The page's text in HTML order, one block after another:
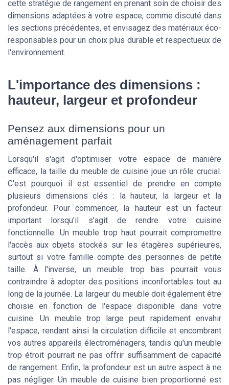
cette stratégie de rangement en prenant soin de choisir des
dimensions adaptées à votre espace, comme discuté dans
les sections précédentes, et envisagez des matériaux éco-
responsables pour un choix plus durable et respectueux de
l'environnement.
L'importance des dimensions :
hauteur, largeur et profondeur
Pensez aux dimensions pour un
aménagement parfait
Lorsqu'il s'agit d'optimiser votre espace de manière
efficace, la taille du meuble de cuisine joue un rôle crucial.
C'est pourquoi il est essentiel de prendre en compte
plusieurs dimensions clés : la hauteur, la largeur et la
profondeur. Pour commencer, la hauteur est un facteur
important lorsqu'il s'agit de rendre votre cuisine
fonctionnelle. Un meuble trop haut pourrait compromettre
l'accès aux objets stockés sur les étagères supérieures,
surtout si votre famille compte des personnes de petite
taille. À l'inverse, un meuble trop bas pourrait vous
contraindre à adopter des positions inconfortables tout au
long de la journée. La largeur du meuble doit également être
choisie en fonction de l'espace disponible dans votre
cuisine. Un meuble trop large peut rapidement envahir
l'espace, rendant ainsi la circulation difficile et encombrant
vos autres appareils électroménagers, tandis qu'un meuble
trop étroit pourrait ne pas offrir suffisamment de capacité
de rangement. Enfin, la profondeur est un autre aspect à ne
pas négliger. Un meuble de cuisine bien proportionné est